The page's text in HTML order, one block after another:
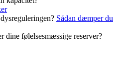
Sådan dæmper du
dine følelsesmæssige reserver?